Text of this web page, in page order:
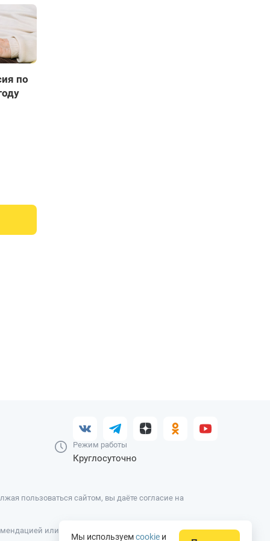
по
Режим работы
Круглосуточно
пользоваться сайтом, вы даёте согласие на
или офертой, вся информация носит
Мы используемcookie и